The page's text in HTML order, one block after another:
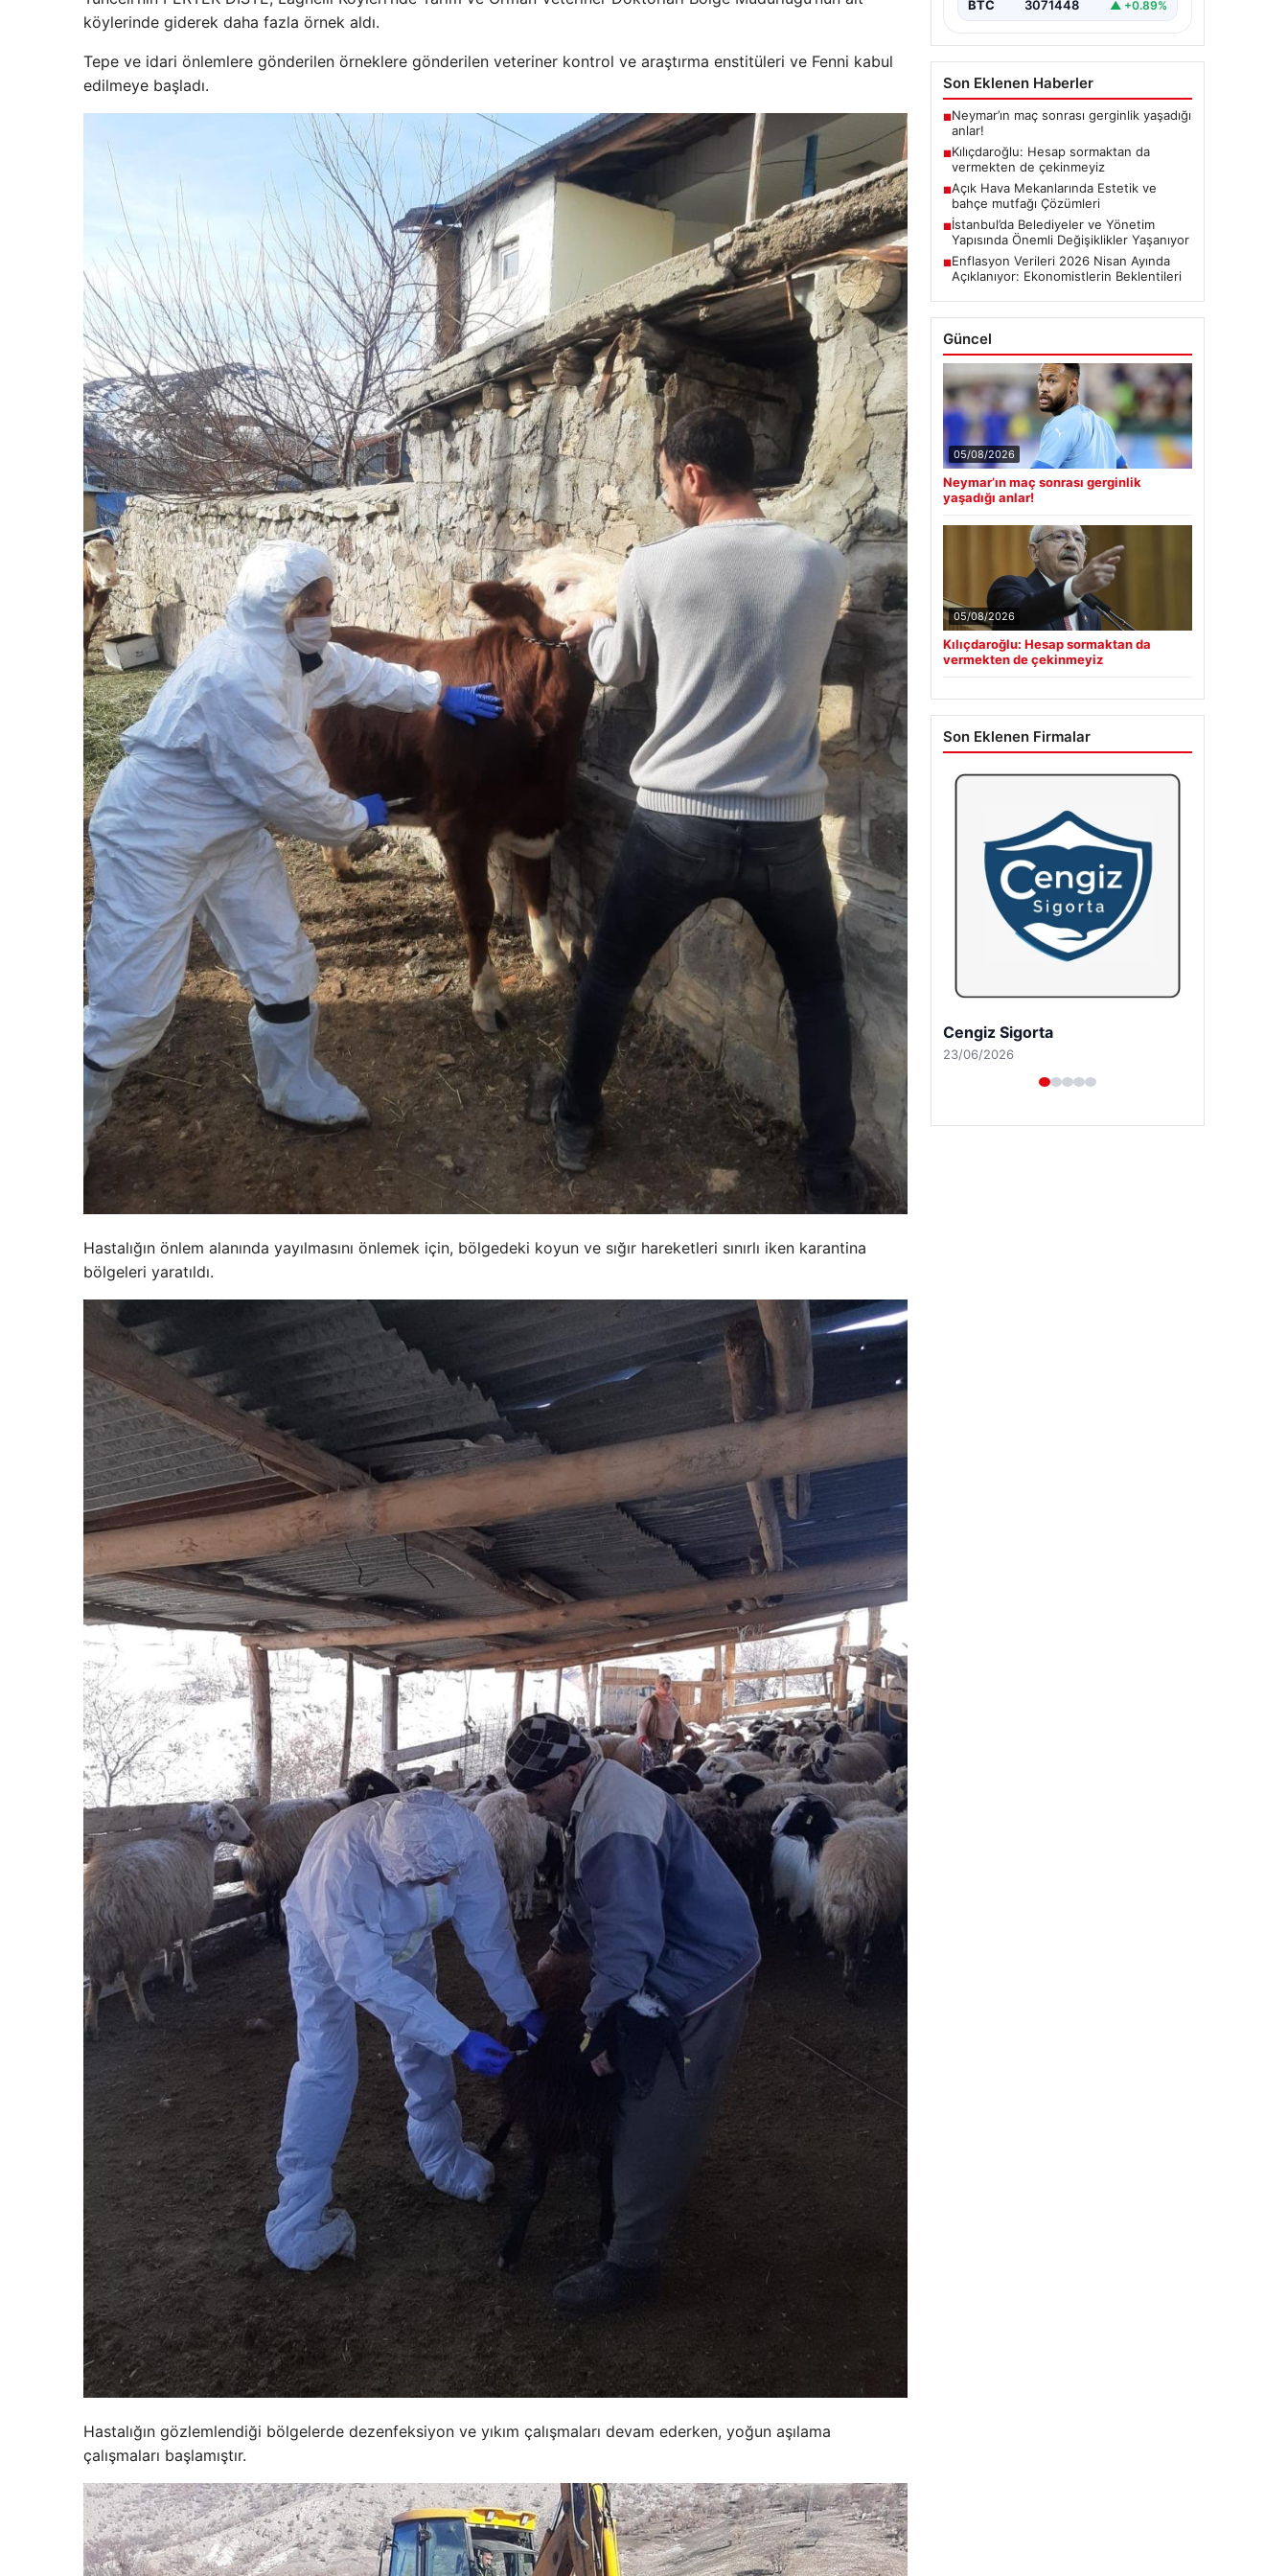
köylerinde giderek daha fazla örnek aldı.
Tepe ve idari önlemlere gönderilen örneklere gönderilen veteriner kontrol ve araştırma enstitüleri ve Fenni kabul
edilmeye başladı.
Hastalığın önlem alanında yayılmasını önlemek için, bölgedeki koyun ve sığır hareketleri sınırlı iken karantina
bölgeleri yaratıldı.
Hastalığın gözlemlendiği bölgelerde dezenfeksiyon ve yıkım çalışmaları devam ederken, yoğun aşılama
çalışmaları başlamıştır.
BTC 3071448 ▲ +0.89%
Son Eklenen Haberler
■Neymar’ın maç sonrası gerginlik yaşadığı
anlar!
■Kılıçdaroğlu: Hesap sormaktan da
vermekten de çekinmeyiz
■Açık Hava Mekanlarında Estetik ve
bahçe mutfağı Çözümleri
■İstanbul’da Belediyeler ve Yönetim
Yapısında Önemli Değişiklikler Yaşanıyor
■Enflasyon Verileri 2026 Nisan Ayında
Açıklanıyor: Ekonomistlerin Beklentileri
Güncel
05/08/2026
Neymar’ın maç sonrası gerginlik
yaşadığı anlar!
05/08/2026
Kılıçdaroğlu: Hesap sormaktan da
vermekten de çekinmeyiz
Son Eklenen Firmalar
Hastaş Beton
26/05/2026